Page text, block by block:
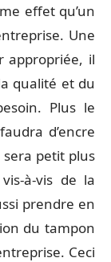
effet qu’un
Une
appropriée, il
qualité et du
Plus le
d’encre
sera petit plus
à-vis de la
prendre en
du tampon
Ceci